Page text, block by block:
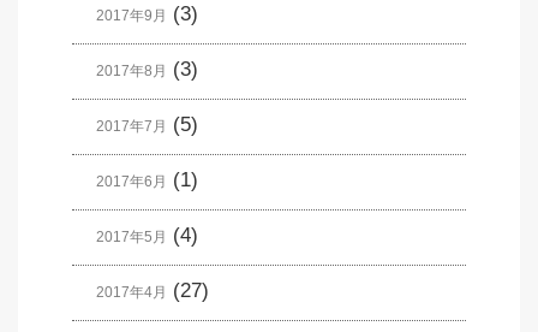
2017年9月 (3)
2017年8月 (3)
2017年7月 (5)
2017年6月 (1)
2017年5月 (4)
2017年4月 (27)